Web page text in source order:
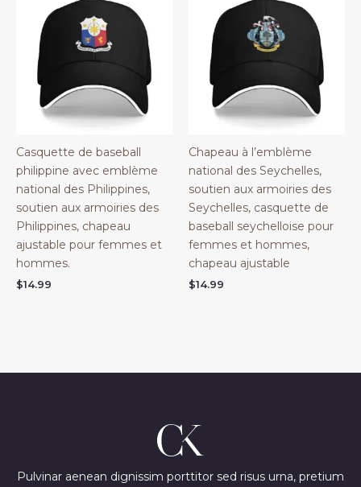
Casquette de baseball
philippine avec emblème
national des Philippines,
soutien aux armoiries des
Philippines, chapeau
ajustable pour femmes et
hommes.
$14.99
Chapeau à l’emblème
national des Seychelles,
soutien aux armoiries des
Seychelles, casquette de
baseball seychelloise pour
femmes et hommes,
chapeau ajustable
$14.99
Pulvinar aenean dignissim porttitor sed risus urna, pretium